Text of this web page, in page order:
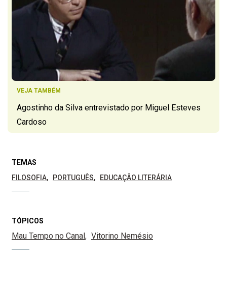
VEJA TAMBÉM
Agostinho da Silva entrevistado por Miguel Esteves
Cardoso
TEMAS
FILOSOFIA
PORTUGUÊS EDUCAÇÃO LITERÁRIA
TÓPICOS
Mau Tempo no Canal Vitorino Nemésio